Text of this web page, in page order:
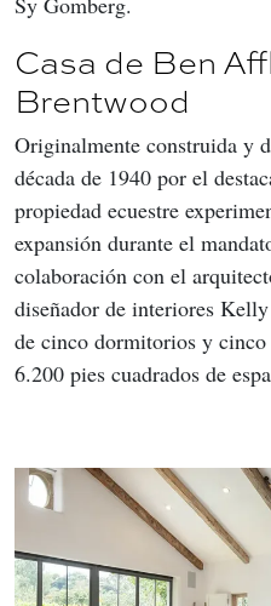
Casa de Ben
Brentwood
Originalmente construida y
década de 1940 por el
propiedad ecuestre
expansión durante el
colaboración con el
diseñador de interiores
de cinco dormitorios y cinco
6.200 pies cuadrados de